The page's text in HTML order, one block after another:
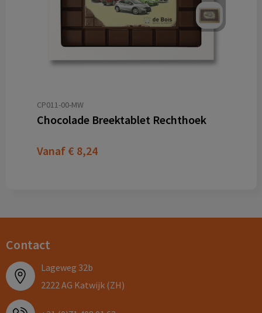
CP011-00-MW
Chocolade Breektablet Rechthoek
Vanaf € 8,24
Contact
Lageweg 32b
2222 AG Katwijk (ZH)